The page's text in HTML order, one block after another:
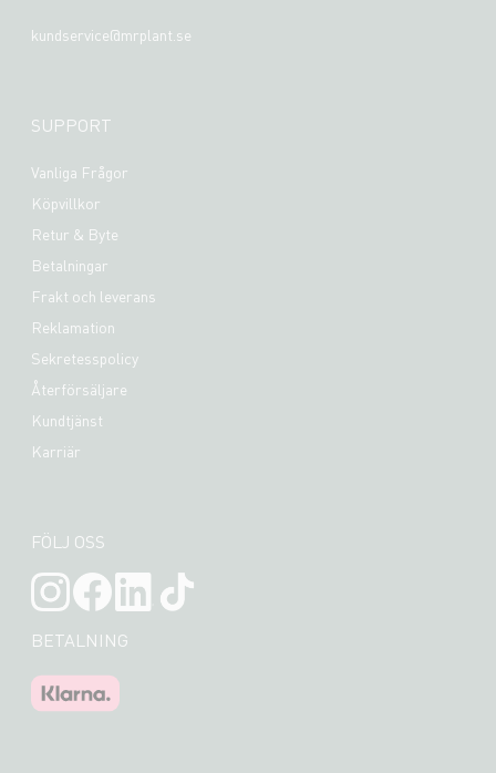
kundservice@mrplant.se
SUPPORT
Vanliga Frågor
Köpvillkor
Retur & Byte
Betalningar
Frakt och leverans
Reklamation
Sekretesspolicy
Återförsäljare
Kundtjänst
Karriär
FÖLJ OSS
BETALNING